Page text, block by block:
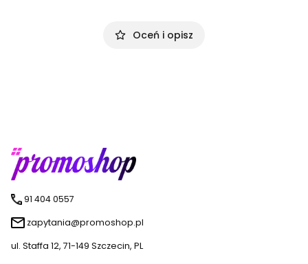
Oceń i opisz
91 404 0557
zapytania@promoshop.pl
ul. Staffa 12, 71-149 Szczecin, PL